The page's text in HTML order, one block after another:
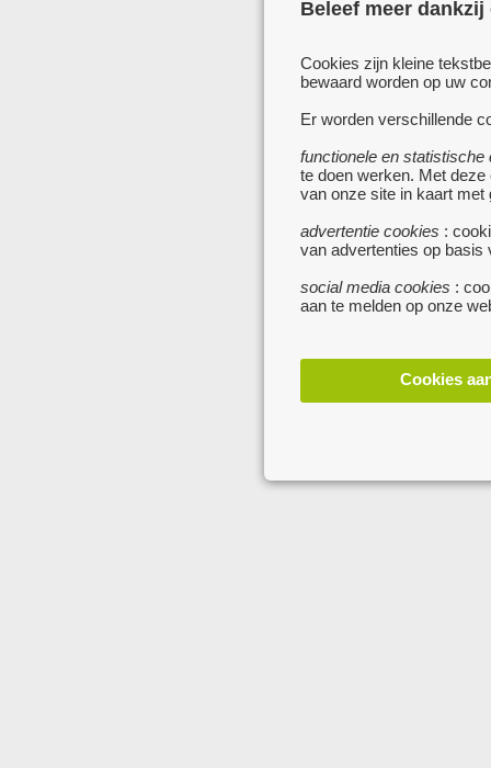
Beleef meer
Cookies zijn kleine
bewaard worden op uw
Er worden verschillende
functionele en statistische
te doen werken. Met
van onze site in kaart met
advertentie cookies :
van advertenties op basis
social media cookies :
aan te melden op onze
Cookies